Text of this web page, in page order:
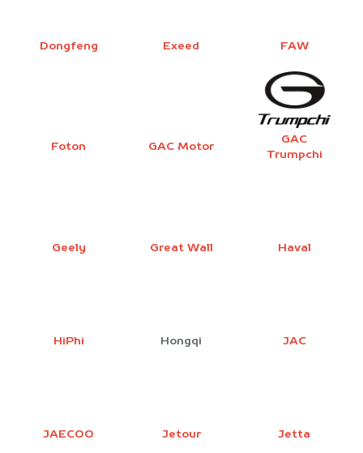
Dongfeng Exeed FAW
Foton GAC Motor
GAC
Trumpchi
Geely Great Wall Haval
HiPhi Hongqi JAC
JAECOO Jetour Jetta